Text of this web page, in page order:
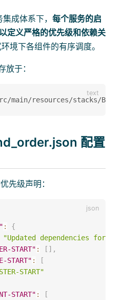
成体系下， 每个服务的启
定义严格的优先级和依赖关
境下各组件的有序调度。
于：
配置
先级声明：
:
{
"Updated dependencies for
START" : [ ] ,
START" :
[
START"
START" :
[